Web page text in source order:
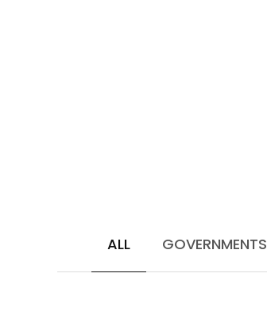
ALL GOVERNMENTS